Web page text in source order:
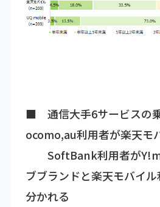
■ 通信大手6サービスの
ocomo,au利用者が楽天モ
SoftBank利用者が
ブブランドと楽天モバイ
分かれる